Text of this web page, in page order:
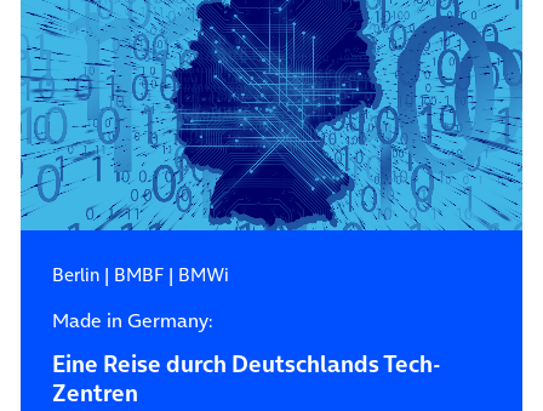
Berlin| BMBF| BMWi
Made in Germany:
Eine Reise durch Deutschlands Tech-
Zentren